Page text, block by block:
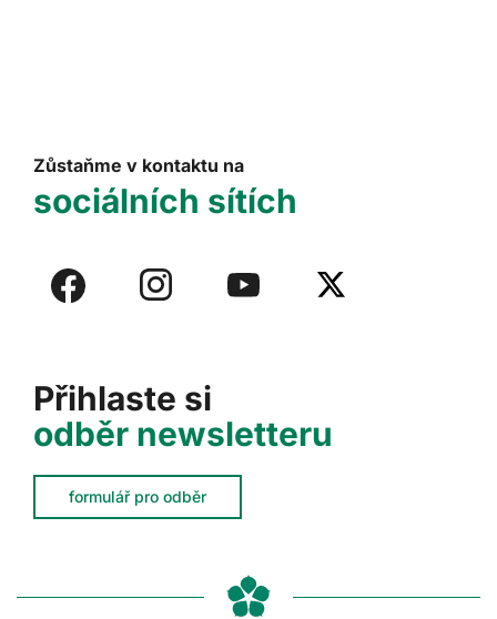
Přihlaste si
odběr newsletteru
formulář pro odběr
Zůstaňme v kontaktu na
sociálních sítích